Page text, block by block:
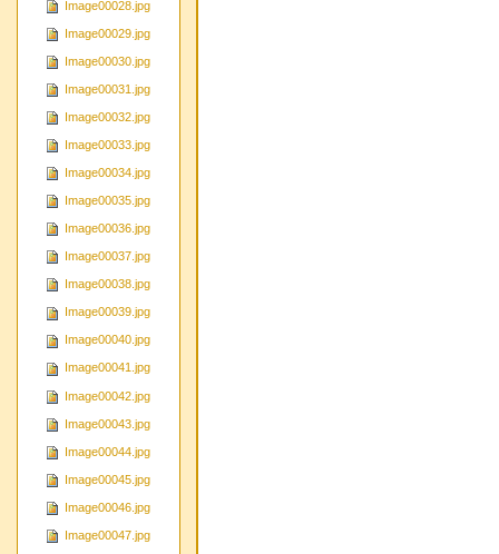
Image00028.jpg
Image00029.jpg
Image00030.jpg
Image00031.jpg
Image00032.jpg
Image00033.jpg
Image00034.jpg
Image00035.jpg
Image00036.jpg
Image00037.jpg
Image00038.jpg
Image00039.jpg
Image00040.jpg
Image00041.jpg
Image00042.jpg
Image00043.jpg
Image00044.jpg
Image00045.jpg
Image00046.jpg
Image00047.jpg